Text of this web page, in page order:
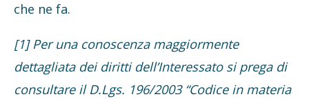
che ne fa.
[1] Per una conoscenza maggiormente
dettagliata dei diritti dell’Interessato si prega di
consultare il D.Lgs. 196/2003 “Codice in materia